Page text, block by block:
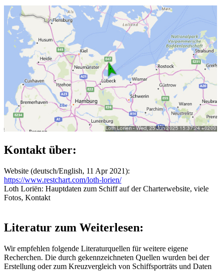
Kontakt über:
Website (deutsch/English, 11 Apr 2021):
https://www.restchart.com/loth-lorien/
Loth Loriën: Hauptdaten zum Schiff auf der Charterwebsite, viele
Fotos, Kontakt
Literatur zum Weiterlesen:
Wir empfehlen folgende Literaturquellen für weitere eigene
Recherchen. Die durch gekennzeichneten Quellen wurden bei der
Erstellung oder zum Kreuzvergleich von Schiffsporträts und Daten